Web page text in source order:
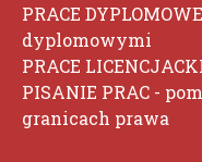
PRACE DYPLOMOWE
dyplomowymi
PRACE
PISANIE PRAC -
granicach prawa